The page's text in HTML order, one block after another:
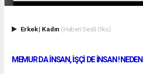
Erkek| Kadın (Haberi Sesli Oku)
MEMUR DA İNSAN, İŞÇİ DE İNSAN !